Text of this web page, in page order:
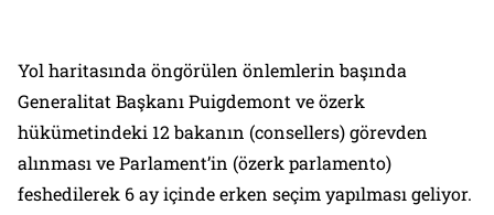
Yol haritasında öngörülen önlemlerin başında
Generalitat Başkanı Puigdemont ve özerk
hükümetindeki 12 bakanın (consellers) görevden
alınması ve Parlament’in (özerk parlamento)
feshedilerek 6 ay içinde erken seçim yapılması geliyor.